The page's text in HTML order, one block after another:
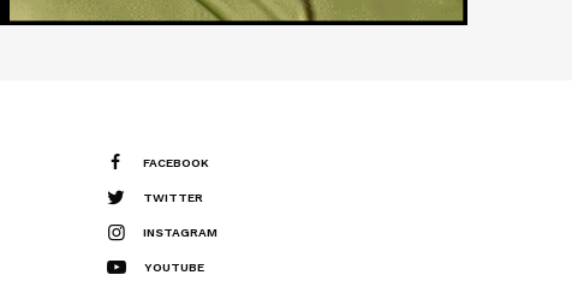
FACEBOOK
TWITTER
INSTAGRAM
YOUTUBE